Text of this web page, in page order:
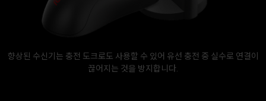
향상된 수신기는 충전 도크로도 사용할 수 있어 유선 충전 중 실수로 연결이
끊어지는 것을 방지합니다.